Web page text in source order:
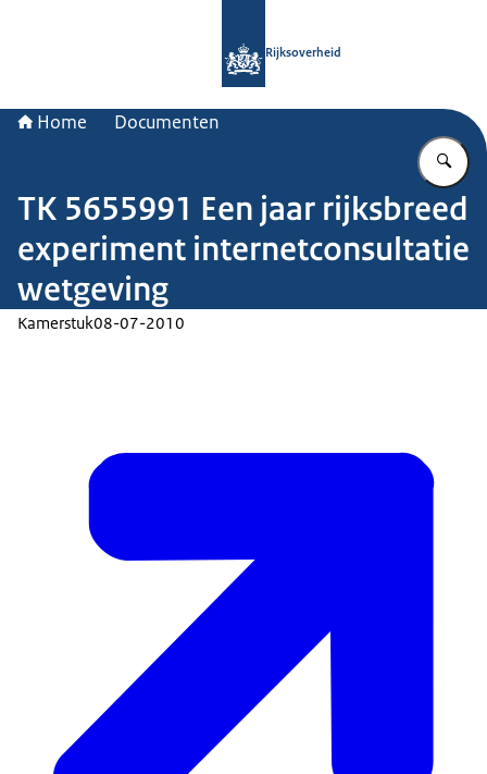
Rijksoverheid
Home Documenten
TK 5655991 Een jaar rijksbreed
experiment internetconsultatie
wetgeving
Kamerstuk08-07-2010